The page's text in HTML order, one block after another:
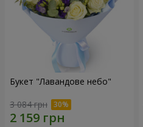
Букет "Лавандове небо"
3 084 грн